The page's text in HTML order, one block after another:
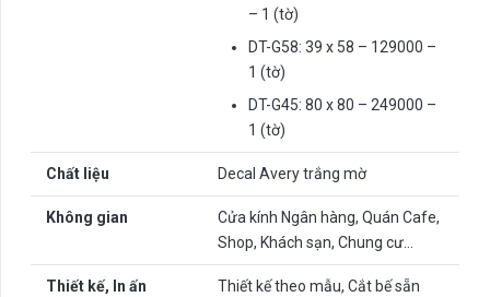
– 1 (tờ)
DT-G58: 39 x 58 – 129000 –
1 (tờ)
DT-G45: 80 x 80 – 249000 –
1 (tờ)
Chất liệu Decal Avery trắng mờ
Không gian
Cửa kính Ngân hàng, Quán Cafe,
Shop, Khách sạn, Chung cư…
Thiết kế, In ấn
Thiết kế theo mẫu, Cắt bế sẵn